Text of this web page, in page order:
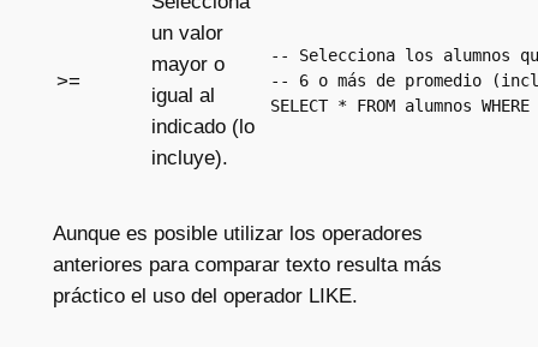
>=
un valor
mayor o
igual al
indicado (lo
incluye).
-- Selecciona los alumnos
-- 6 o más de promedio
SELECT * FROM alumnos
Aunque es posible utilizar los operadores
anteriores para comparar texto resulta más
práctico el uso del operador LIKE.